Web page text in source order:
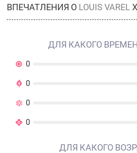
ВПЕЧАТЛЕНИЯ О LOUIS VAREL
ДЛЯ КАКОГО
0
0
0
0
ДЛЯ КАКОГО